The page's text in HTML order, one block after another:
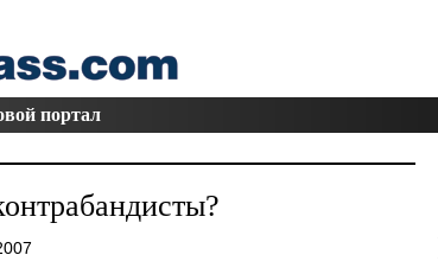
портал